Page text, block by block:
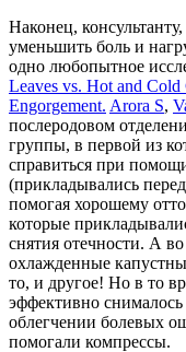
Наконец,
уменьшить боль и
одно любопытное
Leaves vs. Hot and Cold
Engorgement. Arora S,
послеродовом
группы, в первой из
справиться при
(прикладывались
помогая хорошему
которые
снятия отечности. А
охлажденные
то, и другое! Но в то
эффективно
облегчении болевых
помогали компрессы.